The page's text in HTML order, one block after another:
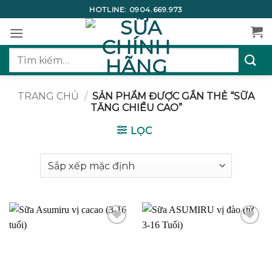
qua
nội
dung
HOTLINE: 0904.669.973
Tìm
TRANG CHỦ / SẢN PHẨM ĐƯỢC GẮN THẺ “SỮA
TĂNG CHIỀU CAO”
LỌC